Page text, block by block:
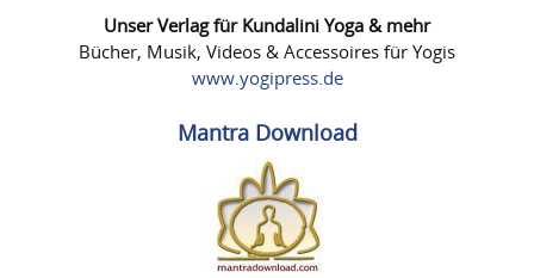
Unser Verlag für Kundalini Yoga & mehr
Bücher, Musik, Videos & Accessoires für Yogis
www.yogipress.de
Mantra Download